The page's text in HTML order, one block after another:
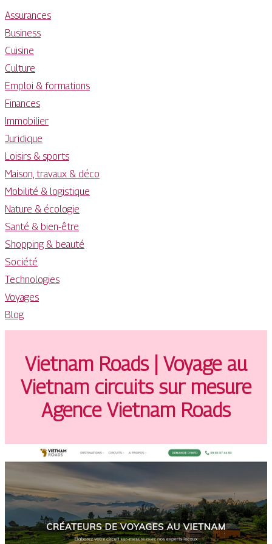
Assurances
Business
Cuisine
Culture
Emploi & formations
Finances
Immobilier
Juridique
Loisirs & sports
Maison, travaux & déco
Mobilité & logistique
Nature & écologie
Santé & bien-être
Shopping & beauté
Société
Technologies
Voyages
Blog
Vietnam Roads | Voyage au
Vietnam circuits sur mesure
Agence Vietnam Roads